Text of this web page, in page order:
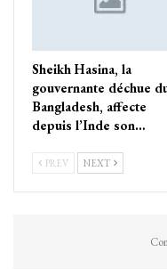
Sheikh Hasina, la
gouvernante déchue
Bangladesh, affecte
depuis l’Inde son…
PREV NEXT